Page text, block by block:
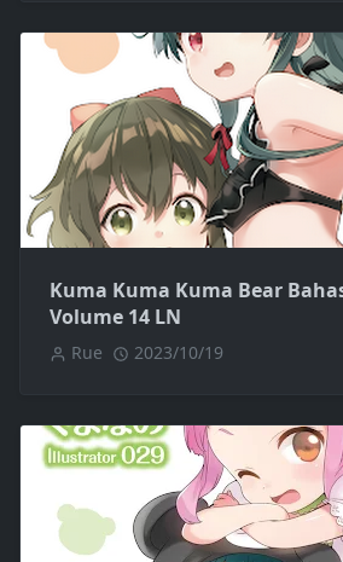
Kuma Kuma Kuma Bear
Volume 14 LN
Rue 2023/10/19